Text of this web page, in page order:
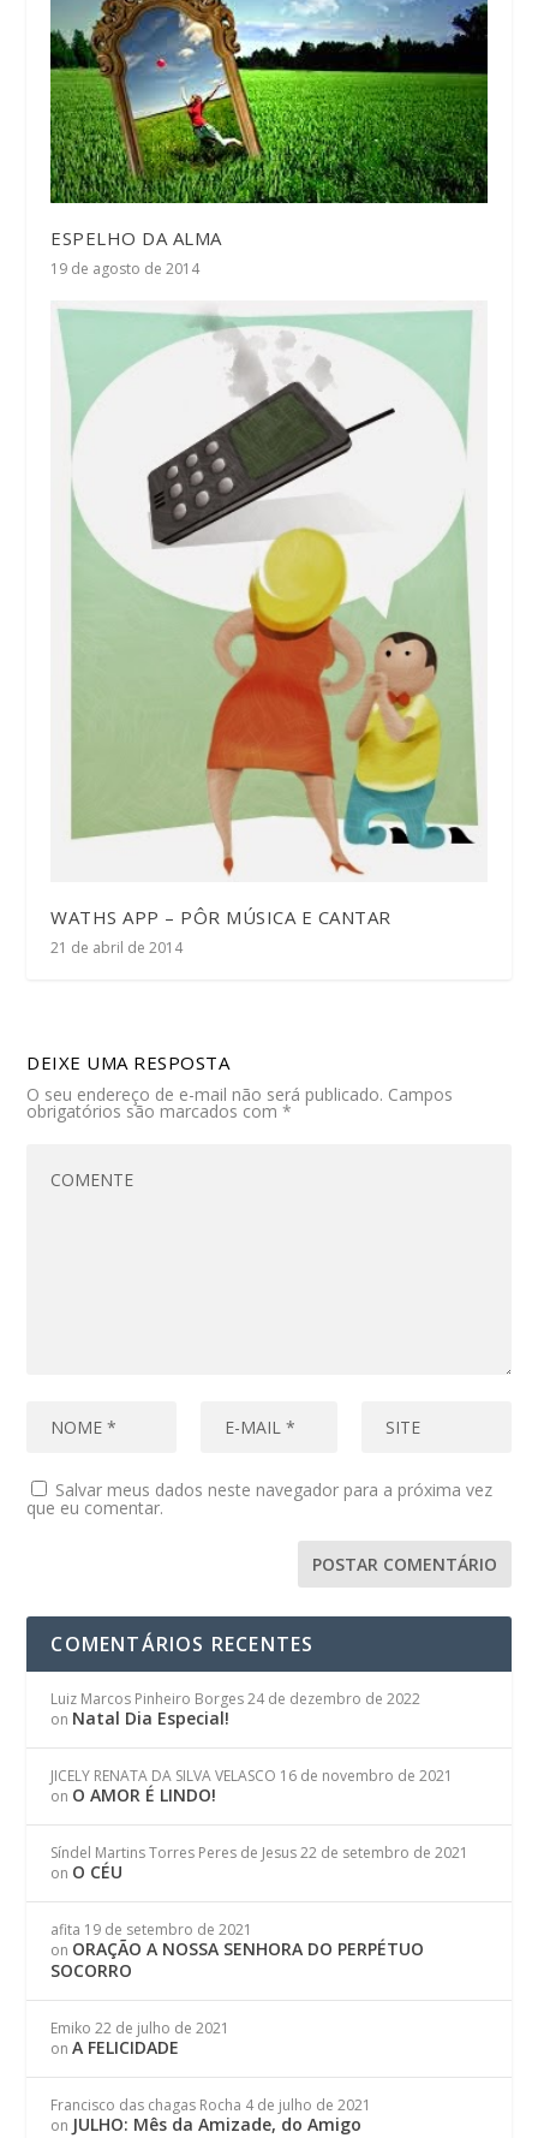
ESPELHO DA ALMA
19 de agosto de 2014
WATHS APP – PÔR MÚSICA E CANTAR
21 de abril de 2014
DEIXE UMA RESPOSTA
O seu endereço de e-mail não será publicado. Campos
obrigatórios são marcados com*
Salvar meus dados neste navegador para a próxima vez
que eu comentar.
COMENTÁRIOS RECENTES
Luiz Marcos Pinheiro Borges 24 de dezembro de 2022
on Natal Dia Especial!
JICELY RENATA DA SILVA VELASCO 16 de novembro de 2021
on O AMOR É LINDO!
Síndel Martins Torres Peres de Jesus 22 de setembro de 2021
on O CÉU
afita 19 de setembro de 2021
on ORAÇÃO A NOSSA SENHORA DO PERPÉTUO
SOCORRO
Emiko 22 de julho de 2021
onA FELICIDADE
Francisco das chagas Rocha 4 de julho de 2021
on JULHO: Mês da Amizade, do Amigo